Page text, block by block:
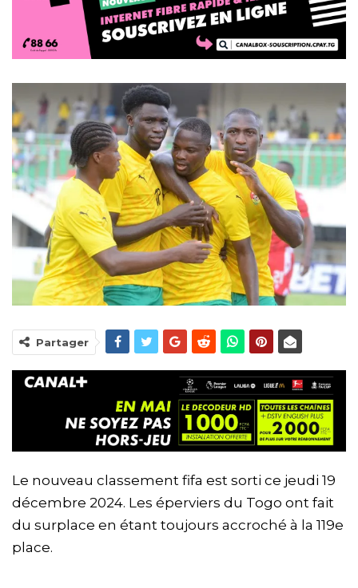
Partager
Le nouveau classement fifa est sorti ce jeudi 19
décembre 2024. Les éperviers du Togo ont fait
du surplace en étant toujours accroché à la 119e
place.